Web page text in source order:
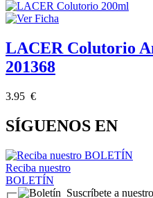
LACER Colutorio
201368
3.95 €
SÍGUENOS EN
Reciba nuestro
BOLETÍN
Suscríbete a